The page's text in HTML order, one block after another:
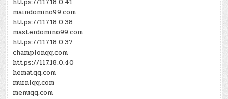
maindomino99.com
https://117.18.0.38
masterdomino99.com
https://117.18.0.37
championqq.com
https://117.18.0.40
hematqq.com
murniqq.com
menuqq.com